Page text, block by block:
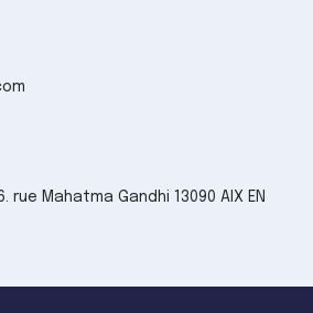
rue Mahatma Gandhi 13090 AIX EN